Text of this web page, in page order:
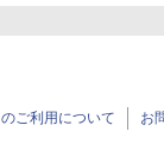
ご利用について お